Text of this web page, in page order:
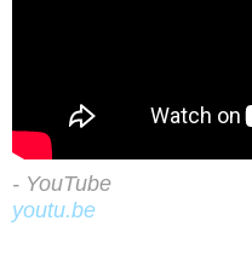
- YouTube
youtu.be